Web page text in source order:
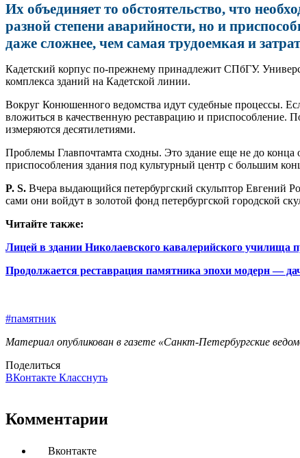
Их объединяет то обстоятельство, что
разной степени аварийности, но и
даже сложнее, чем самая трудоемкая и
Кадетский корпус по‑прежнему принадлежит СПбГУ.
комплекса зданий на Кадетской линии.
Вокруг Конюшенного ведомства идут судебные процессы.
вложиться в качественную реставрацию и приспособление.
измеряются десятилетиями.
Проблемы Главпочтамта сходны. Это здание еще не до конца
приспособления здания под культурный центр с большим
P. S. Вчера выдающийся петербургский скульп­тор Евгений
сами они войдут в золотой фонд петербургской городской
Читайте также:
Лицей в здании Николаевского кавалерийского училища
Продолжается реставрация памятника эпохи модерн —
#памятник
Материал опубликован в газете «Санкт-Петербургские
Поделиться
ВКонтакте Класснуть
Комментарии
Вконтакте